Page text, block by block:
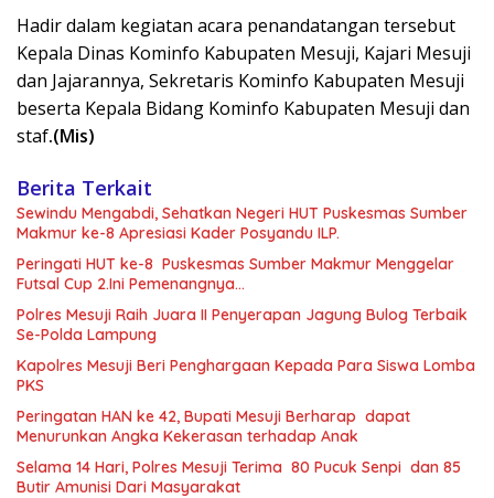
Hadir dalam kegiatan acara penandatangan tersebut
Kepala Dinas Kominfo Kabupaten Mesuji, Kajari Mesuji
dan Jajarannya, Sekretaris Kominfo Kabupaten Mesuji
beserta Kepala Bidang Kominfo Kabupaten Mesuji dan
staf.(Mis)
Berita Terkait
Sewindu Mengabdi, Sehatkan Negeri HUT Puskesmas Sumber
Makmur ke-8 Apresiasi Kader Posyandu ILP.
Peringati HUT ke-8 Puskesmas Sumber Makmur Menggelar
Futsal Cup 2.Ini Pemenangnya…
Polres Mesuji Raih Juara II Penyerapan Jagung Bulog Terbaik
Se-Polda Lampung
Kapolres Mesuji Beri Penghargaan Kepada Para Siswa Lomba
PKS
Peringatan HAN ke 42, Bupati Mesuji Berharap dapat
Menurunkan Angka Kekerasan terhadap Anak
Selama 14 Hari, Polres Mesuji Terima 80 Pucuk Senpi dan 85
Butir Amunisi Dari Masyarakat